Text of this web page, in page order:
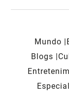
Mundo
Blogs